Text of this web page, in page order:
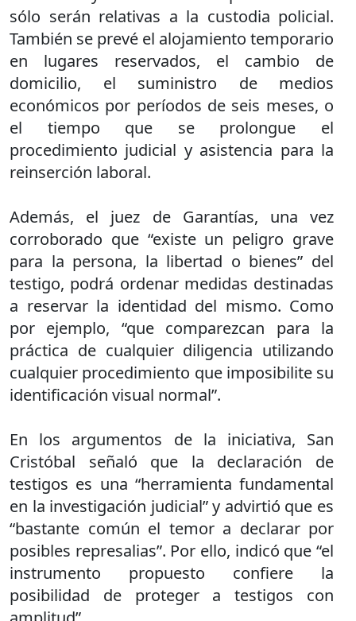
sólo serán relativas a la custodia policial.
También se prevé el alojamiento temporario
en lugares reservados, el cambio de
domicilio, el suministro de medios
económicos por períodos de seis meses, o
el tiempo que se prolongue el
procedimiento judicial y asistencia para la
reinserción laboral.
Además, el juez de Garantías, una vez
corroborado que “existe un peligro grave
para la persona, la libertad o bienes” del
testigo, podrá ordenar medidas destinadas
a reservar la identidad del mismo. Como
por ejemplo, “que comparezcan para la
práctica de cualquier diligencia utilizando
cualquier procedimiento que imposibilite su
identificación visual normal”.
En los argumentos de la iniciativa, San
Cristóbal señaló que la declaración de
testigos es una “herramienta fundamental
en la investigación judicial” y advirtió que es
“bastante común el temor a declarar por
posibles represalias”. Por ello, indicó que “el
instrumento propuesto confiere la
posibilidad de proteger a testigos con